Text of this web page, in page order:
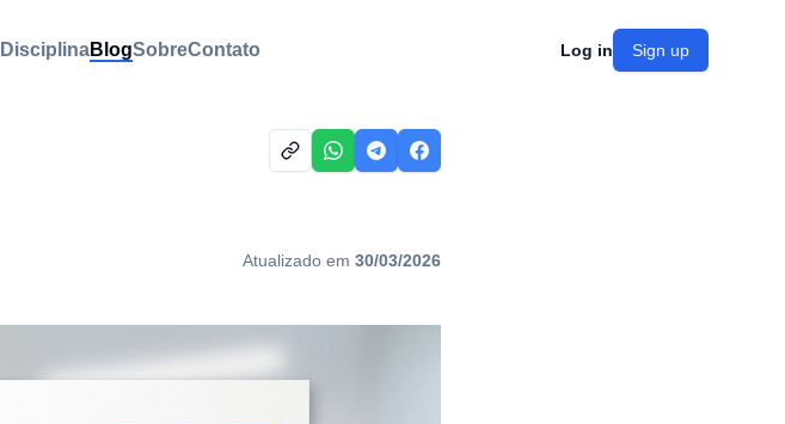
DisciplinaBlogSobreContato Log in Sign up
Atualizado em 30/03/2026